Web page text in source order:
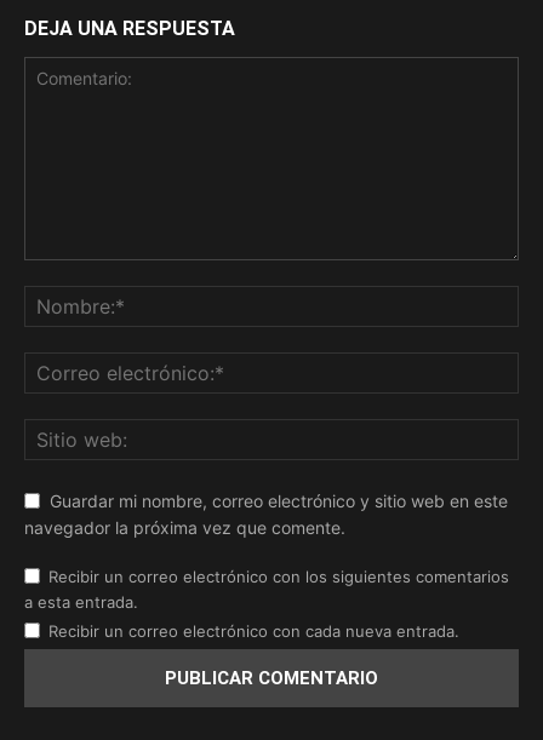
DEJA UNA RESPUESTA
Guardar mi nombre, correo electrónico y sitio web en este
navegador la próxima vez que comente.
Recibir un correo electrónico con los siguientes comentarios
a esta entrada.
Recibir un correo electrónico con cada nueva entrada.